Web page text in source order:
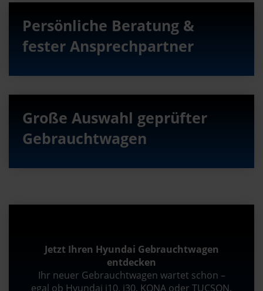
Persönliche Beratung &
fester Ansprechpartner
Große Auswahl geprüfter
Gebrauchtwagen
Jetzt Ihren Hyundai Gebrauchtwagen
entdecken
Ihr neuer Gebrauchtwagen wartet schon –
egal ob Hyundai i10, i30, KONA oder TUCSON.